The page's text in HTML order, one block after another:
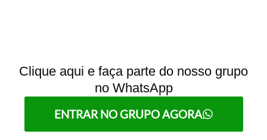
Clique aqui e faça parte do nosso grupo
no WhatsApp
ENTRAR NO GRUPO AGORA